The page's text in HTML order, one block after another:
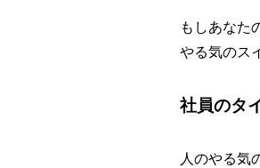
もしあなた
やる気のス
社員のタ
人のやる気